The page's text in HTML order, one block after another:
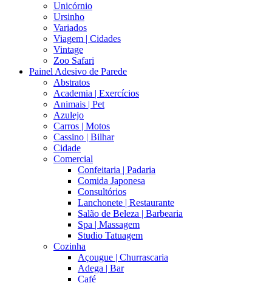
Unicórnio
Ursinho
Variados
Viagem | Cidades
Vintage
Zoo Safari
Painel Adesivo de Parede
Abstratos
Academia | Exercícios
Animais | Pet
Azulejo
Carros | Motos
Cassino | Bilhar
Cidade
Comercial
Confeitaria | Padaria
Comida Japonesa
Consultórios
Lanchonete | Restaurante
Salão de Beleza | Barbearia
Spa | Massagem
Studio Tatuagem
Cozinha
Açougue | Churrascaria
Adega | Bar
Café